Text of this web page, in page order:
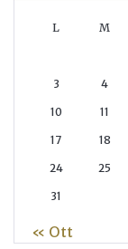
L M
3 4
10 11
17 18
24 25
31
« Ott